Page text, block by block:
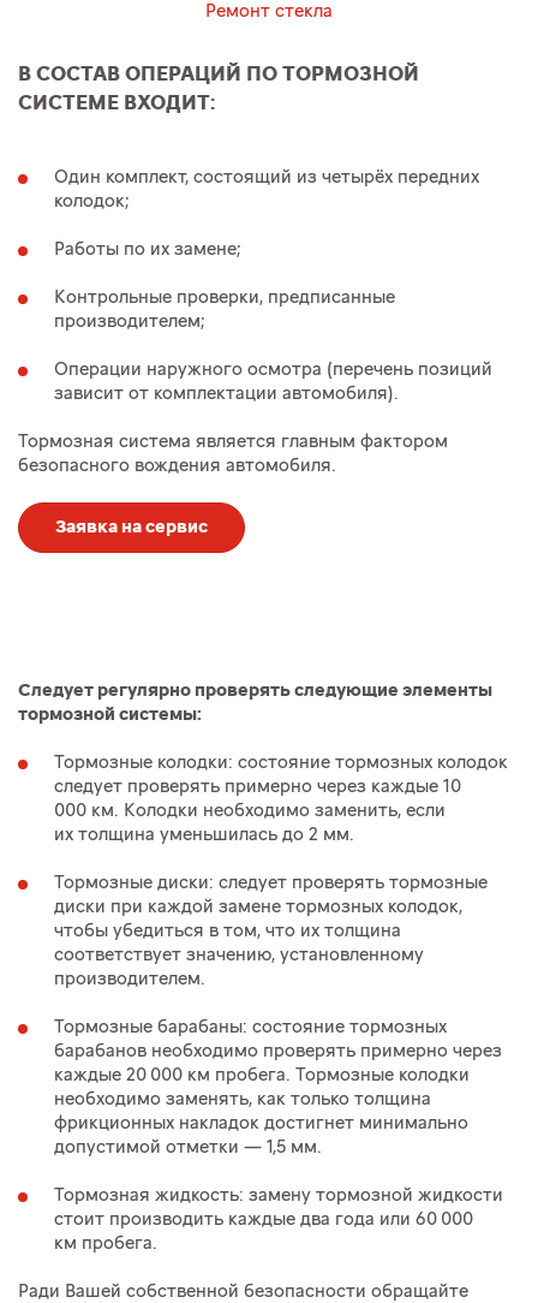
Ремонт стекла
В СОСТАВ ОПЕРАЦИЙ ПО ТОРМОЗНОЙ
СИСТЕМЕ ВХОДИТ:
Один комплект, состоящий из четырёх передних
колодок;
Работы по их замене;
Контрольные проверки, предписанные
производителем;
Операции наружного осмотра (перечень позиций
зависит от комплектации автомобиля).
Тормозная система является главным фактором
безопасного вождения автомобиля.
Заявка на сервис
Следует регулярно проверять следующие элементы
тормозной системы:
Тормозные колодки: состояние тормозных колодок
следует проверять примерно через каждые 10
000 км. Колодки необходимо заменить, если
их толщина уменьшилась до 2 мм.
Тормозные диски: следует проверять тормозные
диски при каждой замене тормозных колодок,
чтобы убедиться в том, что их толщина
соответствует значению, установленному
производителем.
Тормозные барабаны: состояние тормозных
барабанов необходимо проверять примерно через
каждые 20 000 км пробега. Тормозные колодки
необходимо заменять, как только толщина
фрикционных накладок достигнет минимально
допустимой отметки — 1,5 мм.
Тормозная жидкость: замену тормозной жидкости
стоит производить каждые два года или 60 000
км пробега.
Ради Вашей собственной безопасности обращайте